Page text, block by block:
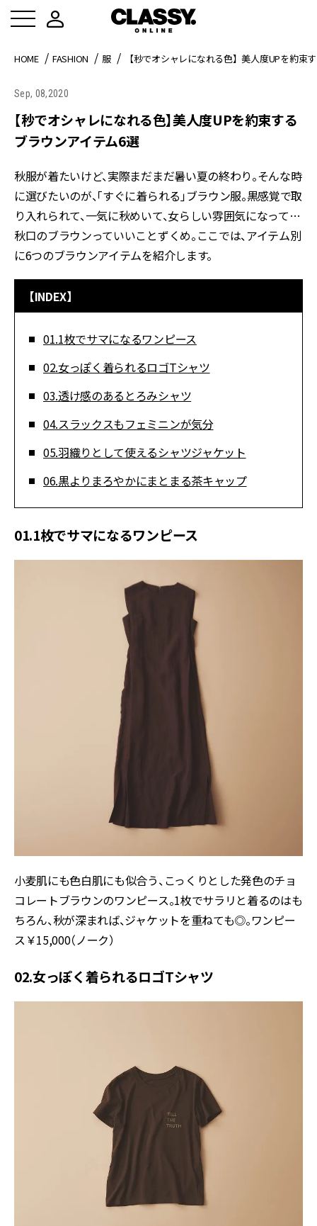
HOME FASHION 服 【秒でオシャレになれる色】美人度UPを約束
Sep, 08,2020
【秒でオシャレになれる色】美人度UPを約束する
ブラウンアイテム6選
秋服が着たいけど、実際まだまだ暑い夏の終わり。そんな時
に選びたいのが、「すぐに着られる」ブラウン服。黒感覚で取
り入れられて、一気に秋めいて、女らしい雰囲気になって…
秋口のブラウンっていいことずくめ。ここでは、アイテム別
に6つのブラウンアイテムを紹介します。
【INDEX】
01.1枚でサマになるワンピース
02.女っぽく着られるロゴTシャツ
03.透け感のあるとろみシャツ
04.スラックスもフェミニンが気分
05.羽織りとして使えるシャツジャケット
06.黒よりまろやかにまとまる茶キャップ
01.1枚でサマになるワンピース
小麦肌にも色白肌にも似合う、こっくりとした発色のチョ
コレートブラウンのワンピース。1枚でサラリと着るのはも
ちろん、秋が深まれば、ジャケットを重ねても◎。ワンピー
ス￥15,000（ノーク）
02.女っぽく着られるロゴTシャツ